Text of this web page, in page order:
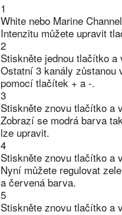
1
White nebo Marine
Intenzitu můžete upravit
2
Stiskněte jednou tlačítko
Ostatní 3 kanály zůstanou
pomocí tlačítek + a -.
3
Stiskněte znovu tlačítko a
Zobrazí se modrá barva
lze upravit.
4
Stiskněte znovu tlačítko a
Nyní můžete regulovat
a červená barva.
5
Stiskněte znovu tlačítko a